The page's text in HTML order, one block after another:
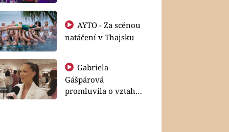
natáčení v Thajsku
Gabriela
Gášpárová
promluvila o vztahu